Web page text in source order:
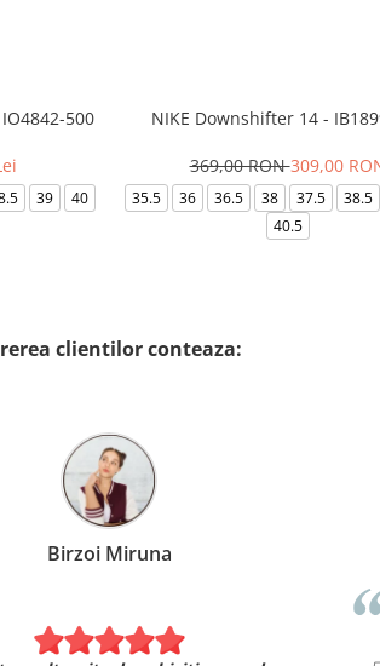
500
39 40
NIKE Downshifter 14 -
369,00 RON309,00
35.5 36 36.5 38 37.5
38.5
40.5
clientilor conteaza:
Birzoi Miruna